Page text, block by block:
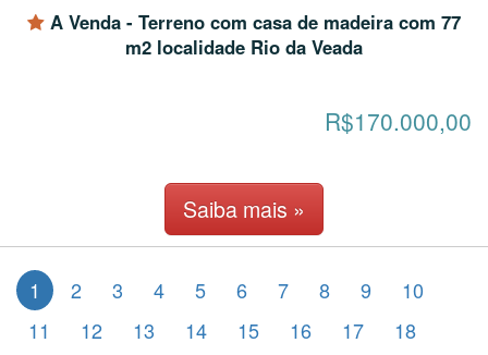
A Venda - Terreno com casa de madeira com 77
m2 localidade Rio da Veada
R$170.000,00
Saiba mais »
1 2 3 4 5 6 7 8 9
10
11
12 13 14 15 16 17
18